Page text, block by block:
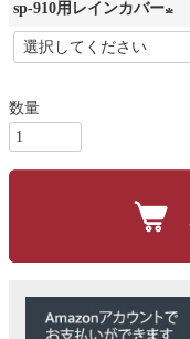
sp-910用レインカバー